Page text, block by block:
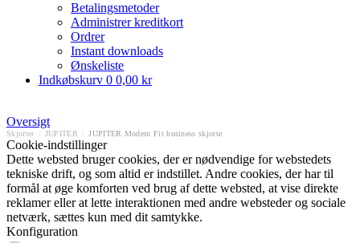
Betalingsmetoder
Administrer kreditkort
Ordrer
Instant downloads
Ønskeliste
Indkøbskurv 0 0,00 kr
Oversigt
Skjorter JUPITER JUPITER Modern Fit business skjorte
Cookie-indstillinger
Dette websted bruger cookies, der er nødvendige for webstedets
tekniske drift, og som altid er indstillet. Andre cookies, der har til
formål at øge komforten ved brug af dette websted, at vise direkte
reklamer eller at lette interaktionen med andre websteder og sociale
netværk, sættes kun med dit samtykke.
Konfiguration